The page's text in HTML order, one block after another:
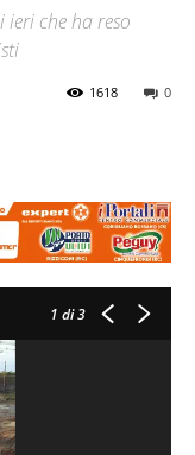
che ha reso
0
1618
1 di 3